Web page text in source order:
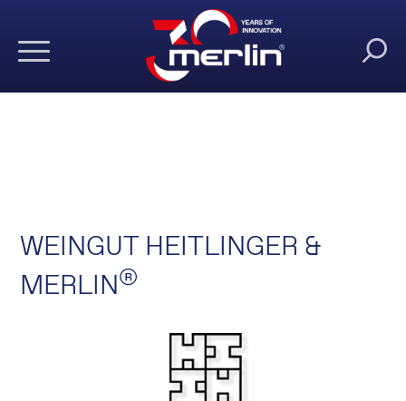
WEINGUT HEITLINGER &
MERLIN®